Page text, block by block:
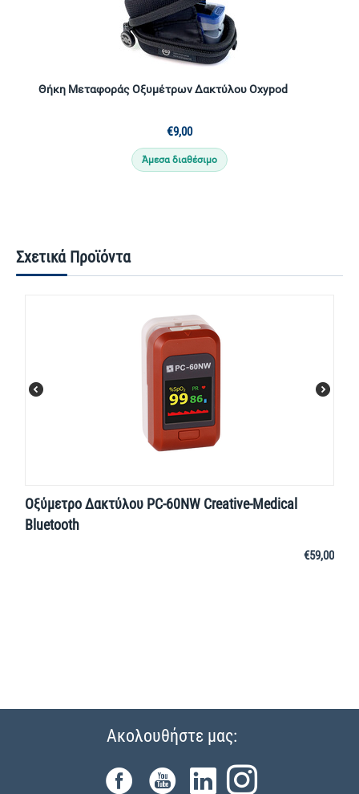
Θήκη Μεταφοράς Οξυμέτρων Δακτύλου Oxypod
€9,00
Άμεσα διαθέσιμο
Σχετικά Προϊόντα
Οξύμετρο Δακτύλου PC-60NW Creative-Medical
Bluetooth
€59,00
Ακολουθήστε μας: